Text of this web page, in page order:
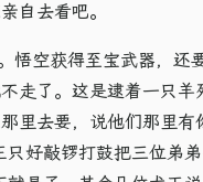
自去看吧。
悟空获得至宝武器，
走了。这是逮着一只
里去要，说他们那里
好敲锣打鼓把三位弟